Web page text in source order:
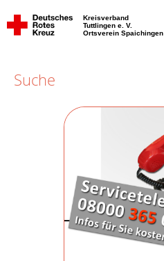
Kreisverband
Tuttlingen e. V.
Ortsverein Spaichingen
Suche